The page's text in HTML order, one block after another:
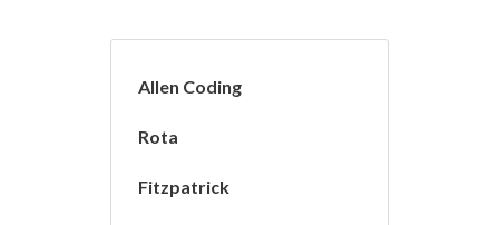
Allen Coding
Rota
Fitzpatrick